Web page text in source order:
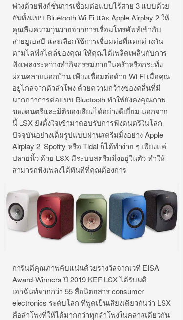
พ่วงด้วยฟังก์ชั่นการเชื่อมต่อแบบไร้สาย 3 แบบด้วย
กันทั้งแบบ Bluetooth Wi Fi และ Apple Airplay 2 ให้
คุณลืมความวุ่นวายจากการเชื่อมโทรศัพท์เข้ากับ
สายยูเอสบี และเลือกใช้การเชื่อมต่อที่แตกต่างกัน
ตามไลฟ์สไตล์ของคุณ ให้คุณได้เพลิดเพลินกับการ
ฟังเพลงระหว่างทำกิจกรรมภายในครัวหรือกระทั่ง
ผ่อนคลายนอกบ้าน เพียงเชื่อมต่อด้วย Wi Fi เมื่อคุณ
อยู่ไกลจากตัวลำโพง ด้วยความกว้างของคลื่นที่มี
มากกว่าการต่อแบบ Bluetooth ทำให้ยังคงคุณภาพ
ของดนตรีและมิติของเสียงได้อย่างดีเยี่ยม นอกจาก
นี้ LSX ยังตั้งใจเข้ามาตอบรับการฟังดนตรีในโลก
ปัจจุบันอย่างเต็มรูปแบบผ่านสตรีมมิ่งอย่าง Apple
Airplay 2, Spotify หรือ Tidal ก็ได้ทำง่าย ๆ เพียงแค่
ปลายนิ้ว ด้วย LSX มีระบบสตรีมมิ่งอยู่ในตัว ทำให้
สามารถฟังเพลงได้ทันทีที่คุณต้องการ
การันตีคุณภาพคับแน่นด้วยรางวัลจากเวที EISA
Award-Winners ปี 2019 KEF LSX ได้รับมติ
เอกฉันท์จากกว่า 55 สื่อนิตยสาร consumer
electronics ระดับโลก ที่พูดเป็นเสียงเดียวกันว่า LSX
คือลำโพงที่ให้ได้มากกว่าทุกลำโพงในคลาสเดียวกัน